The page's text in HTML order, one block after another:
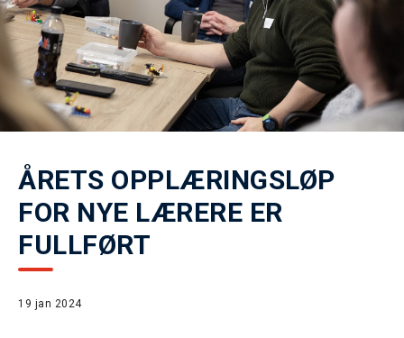
ÅRETS OPPLÆRINGSLØP
FOR NYE LÆRERE ER
FULLFØRT
19 jan 2024